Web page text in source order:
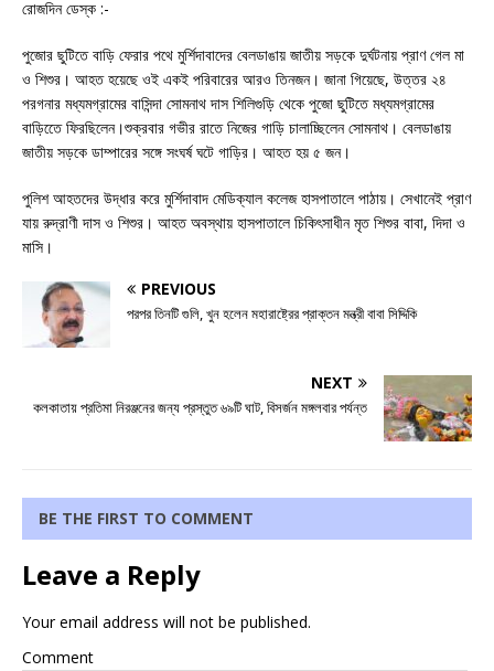
রোজদিন ডেস্ক :-
পুজোর ছুটিতে বাড়ি ফেরার পথে মুর্শিদাবাদের বেলডাঙায় জাতীয় সড়কে দুর্ঘটনায় প্রাণ গেল মা
ও শিশুর। আহত হয়েছে ওই একই পরিবারের আরও তিনজন। জানা গিয়েছে, উত্তর ২৪
পরগনার মধ্যমগ্রামের বাসিন্দা সোমনাথ দাস শিলিগুড়ি থেকে পুজো ছুটিতে মধ্যমগ্রামের
বাড়িতেে ফিরছিলেন।শুক্রবার গভীর রাতে নিজের গাড়ি চালাচ্ছিলেন সোমনাথ। বেলডাঙায়
জাতীয় সড়কে ডাম্পারের সঙ্গে সংঘর্ষ ঘটে গাড়ির। আহত হয় ৫ জন।
পুলিশ আহতদের উদ্ধার করে মুর্শিদাবাদ মেডিক্যাল কলেজ হাসপাতালে পাঠায়। সেখানেই প্রাণ
যায় রুদ্রাণী দাস ও শিশুর। আহত অবস্থায় হাসপাতালে চিকিৎসাধীন মৃত শিশুর বাবা, দিদা ও
মাসি।
PREVIOUS
পরপর তিনটি গুলি, খুন হলেন মহারাষ্ট্রের প্রাক্তন মন্ত্রী বাবা সিদ্দিকি
NEXT
কলকাতায় প্রতিমা নিরঞ্জনের জন্য প্রস্তুত ৬৯টি ঘাট, বিসর্জন মঙ্গলবার পর্যন্ত
BE THE FIRST TO COMMENT
Leave a Reply
Your email address will not be published.
Comment